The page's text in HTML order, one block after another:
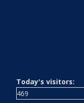
Today's visitors:
469